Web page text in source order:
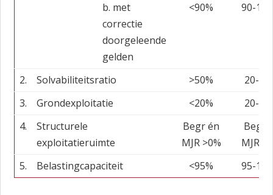
b. met
correctie
doorgeleende
gelden
<90% 90-
2. Solvabiliteitsratio >50%
20-
3.
Grondexploitatie <20%
20-
4.
Structurele
exploitatieruimte
Begr én
MJR >0%
Begr
MJR
5.
Belastingcapaciteit <95% 95-